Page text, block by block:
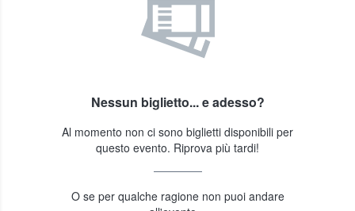
Nessun biglietto... e adesso?
Al momento non ci sono biglietti disponibili per
questo evento. Riprova più tardi!
O se per qualche ragione non puoi andare